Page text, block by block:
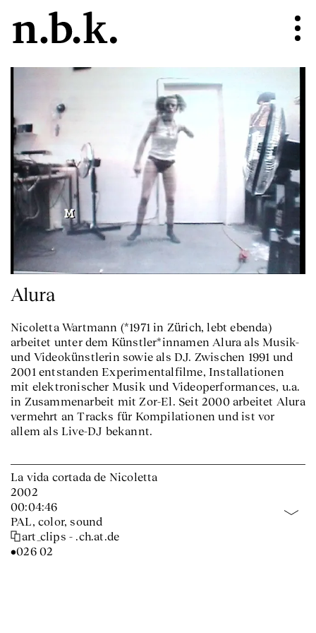
Alura
Nicoletta Wartmann (*1971 in Zürich, lebt ebenda)
arbeitet unter dem Künstler*innamen Alura als Musik-
und Videokünstlerin sowie als DJ. Zwischen 1991 und
2001 entstanden Experimentalfilme, Installationen
mit elektronischer Musik und Videoperformances, u.a.
in Zusammenarbeit mit Zor-El. Seit 2000 arbeitet Alura
vermehrt an Tracks für Kompilationen und ist vor
allem als Live-DJ bekannt.
La vida cortada de Nicoletta
2002
00:04:46
PAL, color, sound
art_clips - .ch.at.de
•026 02